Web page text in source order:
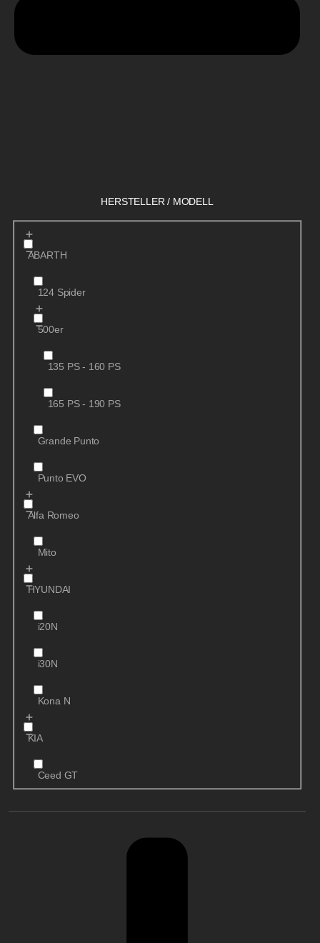
HERSTELLER / MODELL
ABARTH
124 Spider
500er
135 PS - 160 PS
165 PS - 190 PS
Grande Punto
Punto EVO
Alfa Romeo
Mito
HYUNDAI
i20N
i30N
Kona N
KIA
Ceed GT